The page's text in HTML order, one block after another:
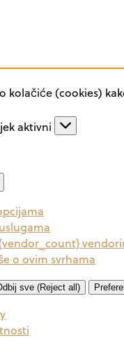
kolačiće (cookies)
aktivni
o ovim svrhama
sve (Reject all)